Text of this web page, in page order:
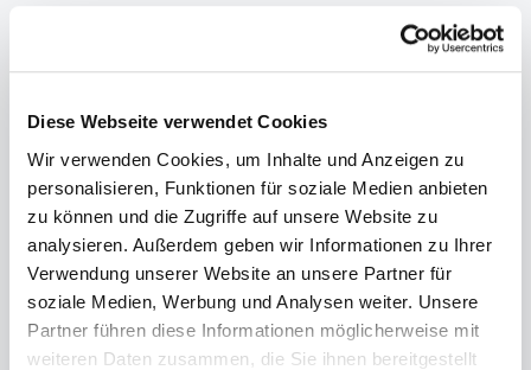
Diese Webseite verwendet Cookies
Wir verwenden Cookies, um Inhalte und Anzeigen zu
personalisieren, Funktionen für soziale Medien anbieten
zu können und die Zugriffe auf unsere Website zu
analysieren. Außerdem geben wir Informationen zu Ihrer
Verwendung unserer Website an unsere Partner für
soziale Medien, Werbung und Analysen weiter. Unsere
Partner führen diese Informationen möglicherweise mit
weiteren Daten zusammen, die Sie ihnen bereitgestellt